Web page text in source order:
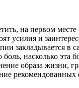
на первом месте
усилия и
закладывается в
насколько эта
образа жизни,
рекомендованных